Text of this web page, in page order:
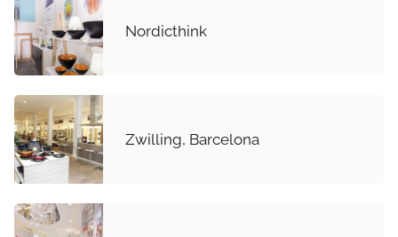
Nordicthink
Zwilling, Barcelona